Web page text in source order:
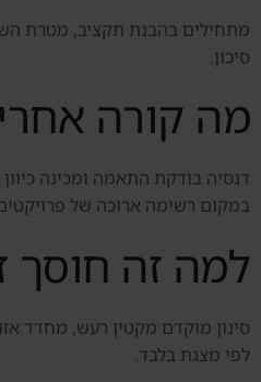
מתחילים בהבנת תקציב, מטרת
סיכון.
מה קורה
דנסיה בודקת התאמה ומכינה
במקום רשימה ארוכה של
למה זה חוסך
סינון מוקדם מקטין רעש, מחדד
לפי מצגת בלבד.